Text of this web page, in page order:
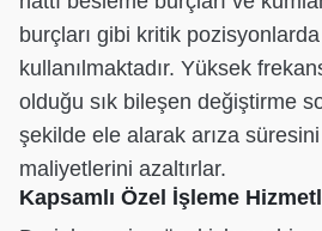
burçları gibi kritik
kullanılmaktadır. Yüksek
olduğu sık bileşen değiştirme
şekilde ele alarak arıza süresini
maliyetlerini azaltırlar.
Kapsamlı Özel İşleme